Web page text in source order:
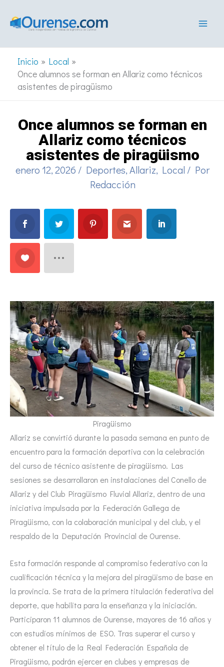
Inicio
Local
Once alumnos se forman en Allariz como técnicos
asistentes de piragüismo
Once alumnos se forman en
Allariz como técnicos
asistentes de piragüismo
enero 12, 2026 / Deportes,Allariz, Local / Por
Redacción
Piragüismo
Allariz se convirtió durante la pasada semana en punto de
encuentro para la formación deportiva con la celebración
del curso de técnico asistente de piragüismo. Las
sesiones se desarrollaron en instalaciones del Conello de
Allariz y del Club Piragüismo Fluvial Allariz, dentro de una
iniciativa impulsada por la Federación Gallega de
Piragüismo, con la colaboración municipal y del club, y el
respaldo de la Deputación Provincial de Ourense.
Esta formación responde al compromiso federativo con la
cualificación técnica y la mejora del piragüismo de base en
la provincia. Se trata de la primera titulación federativa del
deporte, que habilita para la enseñanza y la iniciación.
Participaron 11 alumnos de Ourense, mayores de 16 años y
con estudios mínimos de ESO. Tras superar el curso y
obtener el título de la Real Federación Española de
Piragüismo, podrán ejercer en clubes y empresas de